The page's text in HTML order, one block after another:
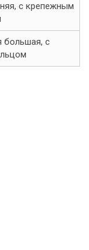
с крепежным
большая, с